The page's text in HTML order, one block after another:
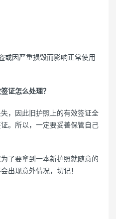
或因严重损毁而影响正常使用
证怎么处理？
，因此旧护照上的有效签证全
。所以，一定要妥善保管自己
了要拿到一本新护照就随意的
出现意外情况，切记！